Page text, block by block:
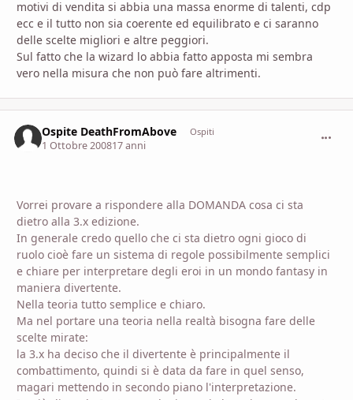
motivi di vendita si abbia una massa enorme di talenti, cdp
ecc e il tutto non sia coerente ed equilibrato e ci saranno
delle scelte migliori e altre peggiori.
Sul fatto che la wizard lo abbia fatto apposta mi sembra
vero nella misura che non può fare altrimenti.
Ospite DeathFromAbove Ospiti
1 Ottobre 200817 anni
Vorrei provare a rispondere alla DOMANDA cosa ci sta
dietro alla 3.x edizione.
In generale credo quello che ci sta dietro ogni gioco di
ruolo cioè fare un sistema di regole possibilmente semplici
e chiare per interpretare degli eroi in un mondo fantasy in
maniera divertente.
Nella teoria tutto semplice e chiaro.
Ma nel portare una teoria nella realtà bisogna fare delle
scelte mirate:
la 3.x ha deciso che il divertente è principalmente il
combattimento, quindi si è data da fare in quel senso,
magari mettendo in secondo piano l'interpretazione.